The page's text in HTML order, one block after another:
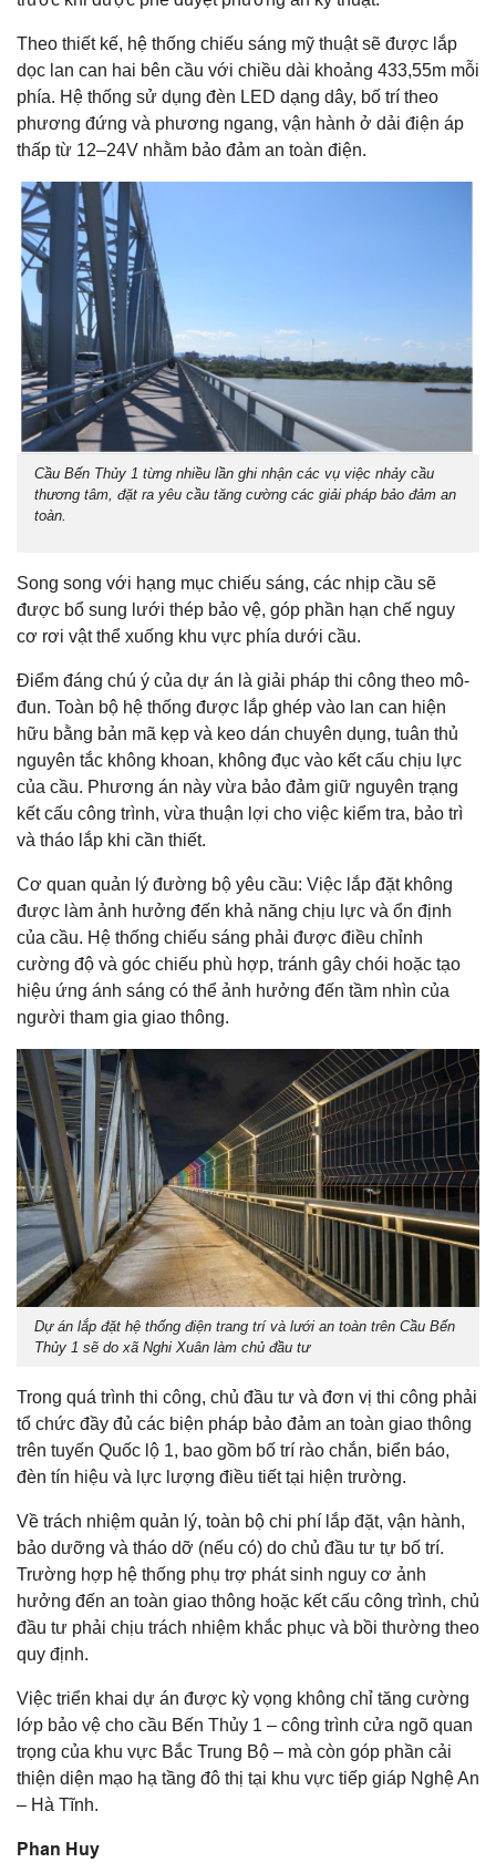
Theo thiết kế, hệ thống chiếu sáng mỹ thuật sẽ được lắp
dọc lan can hai bên cầu với chiều dài khoảng 433,55m mỗi
phía. Hệ thống sử dụng đèn LED dạng dây, bố trí theo
phương đứng và phương ngang, vận hành ở dải điện áp
thấp từ 12–24V nhằm bảo đảm an toàn điện.
Cầu Bến Thủy 1 từng nhiều lần ghi nhận các vụ việc nhảy cầu
thương tâm, đặt ra yêu cầu tăng cường các giải pháp bảo đảm an
toàn.
Song song với hạng mục chiếu sáng, các nhịp cầu sẽ
được bổ sung lưới thép bảo vệ, góp phần hạn chế nguy
cơ rơi vật thể xuống khu vực phía dưới cầu.
Điểm đáng chú ý của dự án là giải pháp thi công theo mô-
đun. Toàn bộ hệ thống được lắp ghép vào lan can hiện
hữu bằng bản mã kẹp và keo dán chuyên dụng, tuân thủ
nguyên tắc không khoan, không đục vào kết cấu chịu lực
của cầu. Phương án này vừa bảo đảm giữ nguyên trạng
kết cấu công trình, vừa thuận lợi cho việc kiểm tra, bảo trì
và tháo lắp khi cần thiết.
Cơ quan quản lý đường bộ yêu cầu: Việc lắp đặt không
được làm ảnh hưởng đến khả năng chịu lực và ổn định
của cầu. Hệ thống chiếu sáng phải được điều chỉnh
cường độ và góc chiếu phù hợp, tránh gây chói hoặc tạo
hiệu ứng ánh sáng có thể ảnh hưởng đến tầm nhìn của
người tham gia giao thông.
Dự án lắp đặt hệ thống điện trang trí và lưới an toàn trên Cầu Bến
Thủy 1 sẽ do xã Nghi Xuân làm chủ đầu tư
Trong quá trình thi công, chủ đầu tư và đơn vị thi công phải
tổ chức đầy đủ các biện pháp bảo đảm an toàn giao thông
trên tuyến Quốc lộ 1, bao gồm bố trí rào chắn, biển báo,
đèn tín hiệu và lực lượng điều tiết tại hiện trường.
Về trách nhiệm quản lý, toàn bộ chi phí lắp đặt, vận hành,
bảo dưỡng và tháo dỡ (nếu có) do chủ đầu tư tự bố trí.
Trường hợp hệ thống phụ trợ phát sinh nguy cơ ảnh
hưởng đến an toàn giao thông hoặc kết cấu công trình, chủ
đầu tư phải chịu trách nhiệm khắc phục và bồi thường theo
quy định.
Việc triển khai dự án được kỳ vọng không chỉ tăng cường
lớp bảo vệ cho cầu Bến Thủy 1 – công trình cửa ngõ quan
trọng của khu vực Bắc Trung Bộ – mà còn góp phần cải
thiện diện mạo hạ tầng đô thị tại khu vực tiếp giáp Nghệ An
– Hà Tĩnh.
Phan Huy